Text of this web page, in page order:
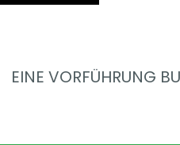
EINE VORFÜHRUNG